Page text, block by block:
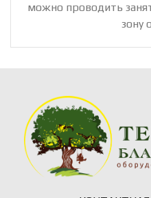
можно проводить
зону